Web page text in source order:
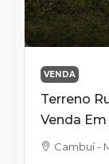
VENDA
Terreno
Venda
Cambuí -